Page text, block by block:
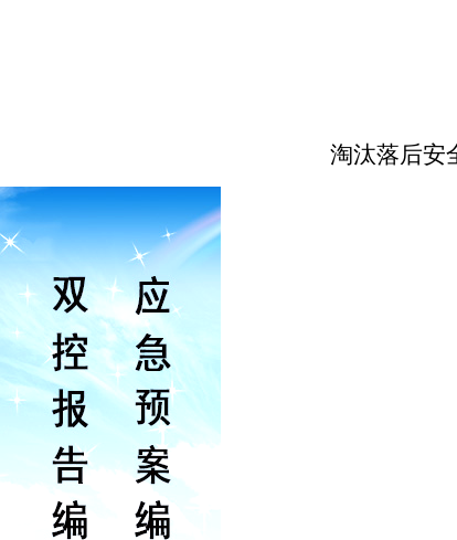
淘汰落后安
序号
淘汰的
技术装
备名称
一、煤矿领域（
煤矿井